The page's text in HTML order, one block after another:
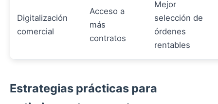
Digitalización
comercial
Acceso a
más
contratos
Mejor
selección de
órdenes
rentables
Estrategias prácticas para